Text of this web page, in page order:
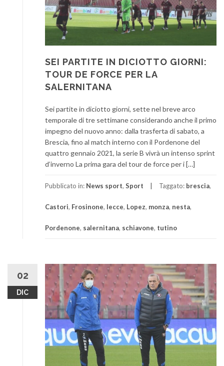
SEI PARTITE IN DICIOTTO GIORNI:
TOUR DE FORCE PER LA
SALERNITANA
Sei partite in diciotto giorni, sette nel breve arco
temporale di tre settimane considerando anche il primo
impegno del nuovo anno: dalla trasferta di sabato, a
Brescia, fino al match interno con il Pordenone del
quattro gennaio 2021, la serie B vivrà un intenso sprint
d’inverno La prima gara del tour de force per i […]
Pubblicato in: News sport, Sport Taggato: brescia,
Castori, Frosinone, lecce, Lopez, monza, nesta,
Pordenone, salernitana, schiavone, tutino
02
DIC